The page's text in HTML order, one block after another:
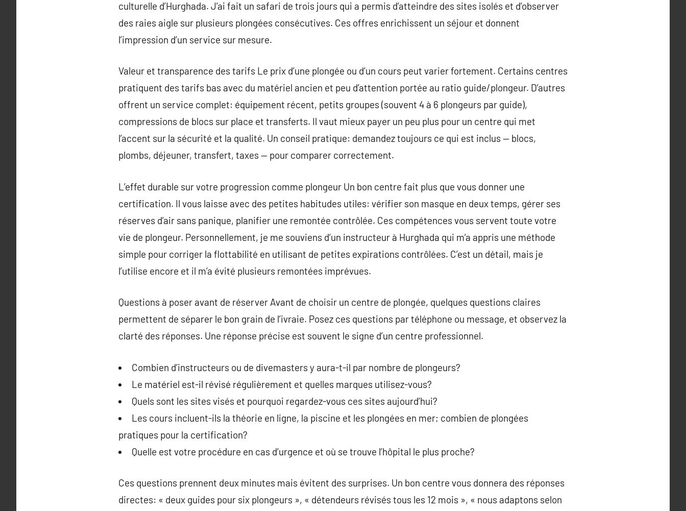
culturelle d’Hurghada. J’ai fait un safari de trois jours qui a permis d’atteindre des sites isolés et d’observer
des raies aigle sur plusieurs plongées consécutives. Ces offres enrichissent un séjour et donnent
l’impression d’un service sur mesure.
Valeur et transparence des tarifs Le prix d’une plongée ou d’un cours peut varier fortement. Certains centres
pratiquent des tarifs bas avec du matériel ancien et peu d’attention portée au ratio guide/plongeur. D’autres
offrent un service complet: équipement récent, petits groupes (souvent 4 à 6 plongeurs par guide),
compressions de blocs sur place et transferts. Il vaut mieux payer un peu plus pour un centre qui met
l’accent sur la sécurité et la qualité. Un conseil pratique: demandez toujours ce qui est inclus — blocs,
plombs, déjeuner, transfert, taxes — pour comparer correctement.
L’effet durable sur votre progression comme plongeur Un bon centre fait plus que vous donner une
certification. Il vous laisse avec des petites habitudes utiles: vérifier son masque en deux temps, gérer ses
réserves d’air sans panique, planifier une remontée contrôlée. Ces compétences vous servent toute votre
vie de plongeur. Personnellement, je me souviens d’un instructeur à Hurghada qui m’a appris une méthode
simple pour corriger la flottabilité en utilisant de petites expirations contrôlées. C’est un détail, mais je
l’utilise encore et il m’a évité plusieurs remontées imprévues.
Questions à poser avant de réserver Avant de choisir un centre de plongée, quelques questions claires
permettent de séparer le bon grain de l’ivraie. Posez ces questions par téléphone ou message, et observez la
clarté des réponses. Une réponse précise est souvent le signe d’un centre professionnel.
Combien d’instructeurs ou de divemasters y aura-t-il par nombre de plongeurs?
Le matériel est-il révisé régulièrement et quelles marques utilisez-vous?
Quels sont les sites visés et pourquoi regardez-vous ces sites aujourd’hui?
Les cours incluent-ils la théorie en ligne, la piscine et les plongées en mer; combien de plongées
pratiques pour la certification?
Quelle est votre procédure en cas d’urgence et où se trouve l’hôpital le plus proche?
Ces questions prennent deux minutes mais évitent des surprises. Un bon centre vous donnera des réponses
directes: « deux guides pour six plongeurs », « détendeurs révisés tous les 12 mois », « nous adaptons selon